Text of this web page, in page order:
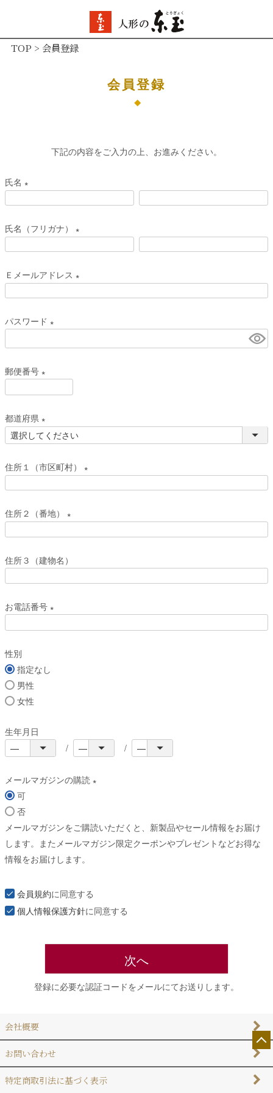
TOP 会員登録
会員登録
下記の内容をご入力の上、お進みください。
氏名
(
須
)
氏名（フリガナ）
(
須
)
Ｅメールアドレス
(
須
パスワード
郵便番号
(
須
)
都道府県
(
須
)
住所１（市区町村）
(
須
)
住所２（番地）
(
須
)
住所３（建物名）
お電話番号
(
性別
指定なし
男性
女性
生年月日
メールマガジンの購読
須
)
可
否
メールマガジンをご購読いただくと、新製品やセール情報をお届け
します。またメールマガジン限定クーポンやプレゼントなどお得な
情報をお届けします。
会員規約に同意する
個人情報保護方針に同意する
次へ
登録に必要な認証コードをメールにてお送りします。
会社概要
お問い合わせ
特定商取引法に基づく表示